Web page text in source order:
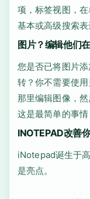
项，标签视图，
基本或高级搜索表
图片？编辑他们
您是否已将图片
转？你不需要使
那里编辑图像，
这是最简单的事情
INOTEPAD改善
iNotepad诞生于
是亮点。